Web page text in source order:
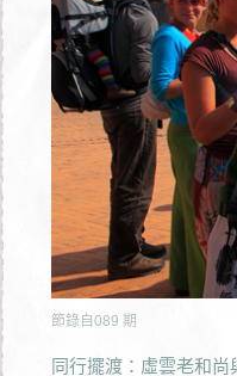
節錄自 089 期
同行擺渡：虛雲老和尚